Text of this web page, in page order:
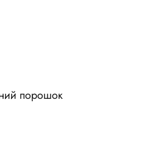
порошок